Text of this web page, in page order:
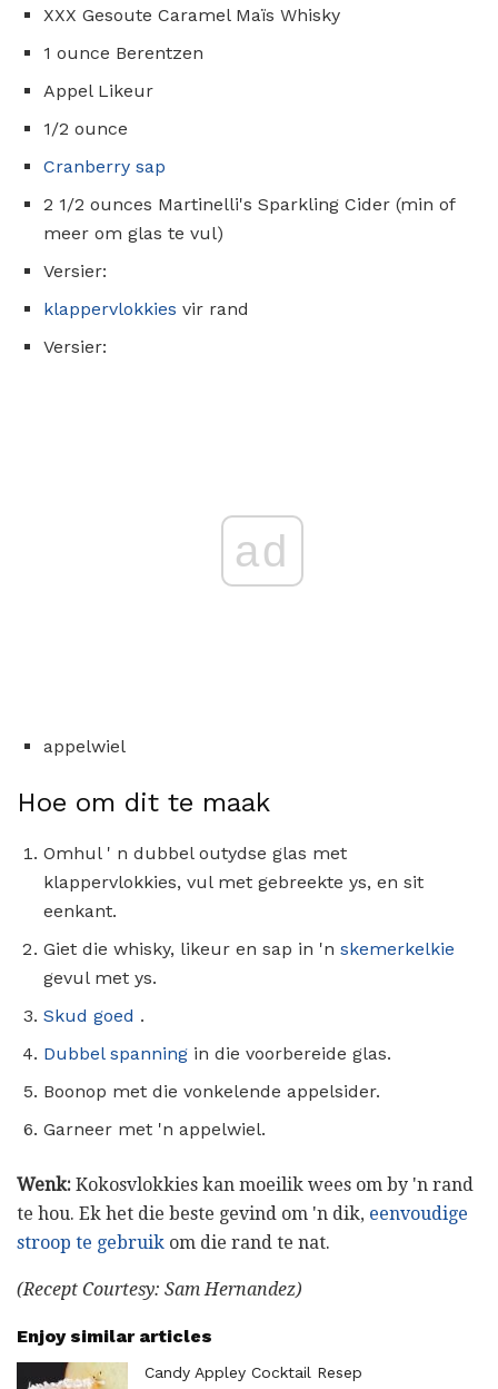
XXX Gesoute Caramel Maïs Whisky
1 ounce Berentzen
Appel Likeur
1/2 ounce
Cranberry sap
2 1/2 ounces Martinelli's Sparkling Cider (min of
meer om glas te vul)
Versier:
klappervlokkies vir rand
Versier:
ad
appelwiel
Hoe om dit te maak
Omhul ' n dubbel outydse glas met
klappervlokkies, vul met gebreekte ys, en sit
eenkant.
Giet die whisky, likeur en sap in 'n skemerkelkie
gevul met ys.
Skud goed .
Dubbel spanning in die voorbereide glas.
Boonop met die vonkelende appelsider.
Garneer met 'n appelwiel.
Wenk: Kokosvlokkies kan moeilik wees om by 'n rand
te hou. Ek het die beste gevind om 'n dik, eenvoudige
stroop te gebruik om die rand te nat.
(Recept Courtesy: Sam Hernandez)
Enjoy similar articles
Candy Appley Cocktail Resep